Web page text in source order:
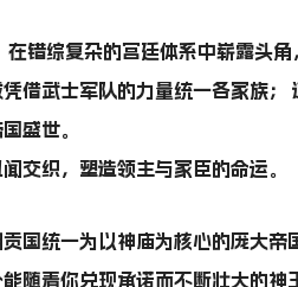
错综复杂的宫廷体系中崭露头角
借武士军队的力量统一各家族；
盛世。
交织，塑造领主与家臣的命运。
国统一为以神庙为核心的庞大帝
随着你兑现承诺而不断壮大的神